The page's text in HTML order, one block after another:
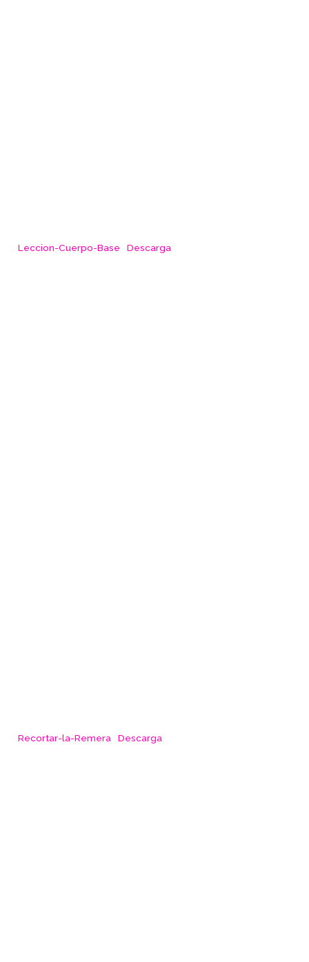
Leccion-Cuerpo-Base Descarga
Recortar-la-Remera Descarga